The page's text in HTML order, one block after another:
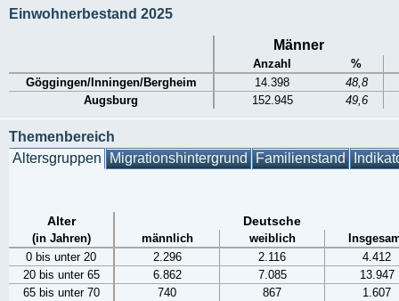
Einwohnerbestand 2025
Männer
Anzahl
%
Göggingen/Inningen/Bergheim
14.398
48,8
Augsburg
152.945 49,6
Themenbereich
Altersgruppen Migrationshintergrund Familienstand
Alter Deutsche
(in Jahren) männlich weiblich
0 bis unter 20
2.296 2.116
4.412
20 bis unter 65
6.862 7.085
13.947
65 bis unter 70
740 867
1.607